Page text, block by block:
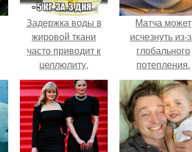
Задержка воды в
жировой ткани
часто приводит к
целлюлиту,
лишнему весу и
отекам.
Матча может
исчезнуть из-
глобального
потепления.